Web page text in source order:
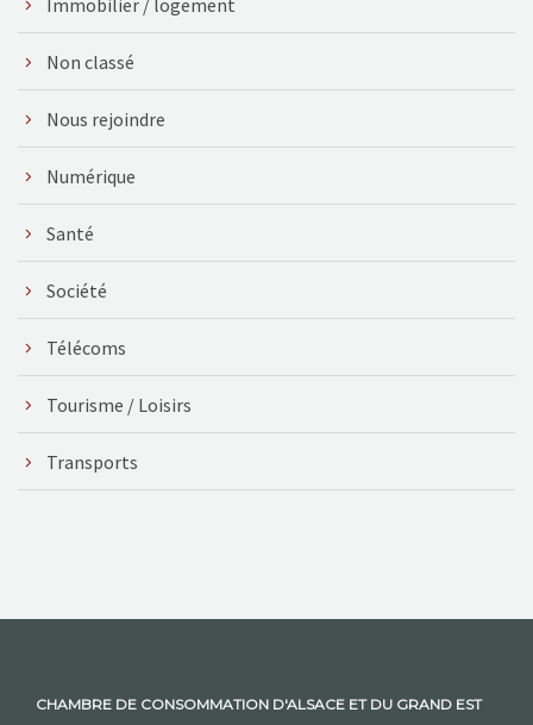
Non classé
Nous rejoindre
Numérique
Santé
Société
Télécoms
Tourisme / Loisirs
Transports
CHAMBRE DE CONSOMMATION D'ALSACE ET DU GRAND EST